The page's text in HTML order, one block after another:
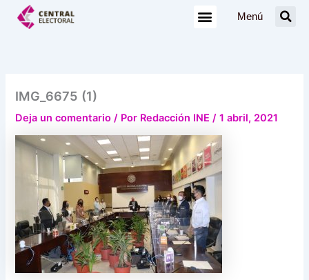
Menú
IMG_6675 (1)
Deja un comentario / Por Redacción INE/1 abril, 2021